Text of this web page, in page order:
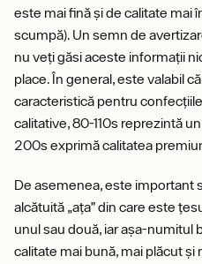
este mai fină și de calitate mai
scumpă). Un semn de
nu veți găsi aceste informații
place. În general, este valabil
caracteristică pentru
calitative, 80-110s reprezintă
200s exprimă calitatea
De asemenea, este important
alcătuită „ața” din care este
unul sau două, iar așa-numitul
calitate mai bună, mai plăcut